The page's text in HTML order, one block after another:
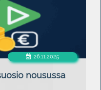
26.11.2025
nousussa